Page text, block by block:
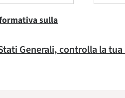
sulla
Generali, controlla la